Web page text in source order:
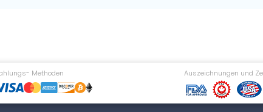
Methoden Auszeichnungen und